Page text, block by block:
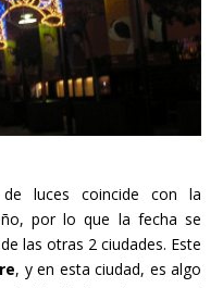
luces coincide con la
por lo que la fecha se
las otras 2 ciudades. Este
, y en esta ciudad, es algo